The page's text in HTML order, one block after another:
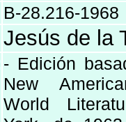
B-28.216-1968
Jesús de la
- Edición
New
World